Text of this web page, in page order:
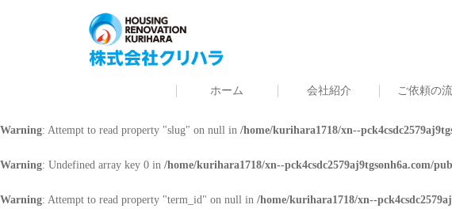
ホーム 会社紹介 ご依頼の
: Undefined array key 0 in/home/kurihara1718/xn--pck4csdc2579aj9tgsonh6a.com/
: Attempt to read property "cat_name" on null in /home/kurihara1718/xn--
/home/kurihara1718/xn--pck4csdc2579aj9tgsonh6a.com/
Warning: Attempt to read property "slug" on null in /home/kurihara1718/xn--
Warning: Undefined array key 0 in /home/kurihara1718/xn--pck4csdc2579aj9tgsonh6a.com/
Warning: Attempt to read property "term_id" on null in /home/kurihara1718/xn--